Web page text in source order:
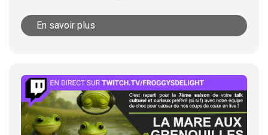
En savoir plus